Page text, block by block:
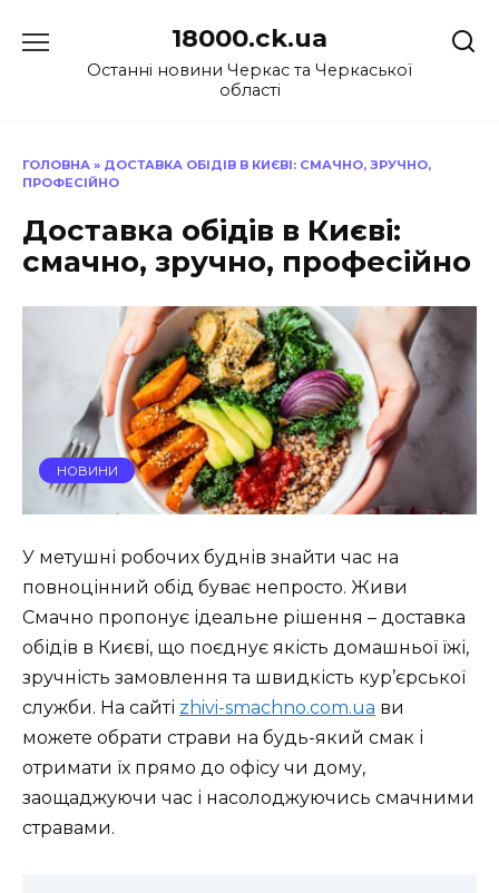
до
18000.ck.ua
Останні новини Черкас та Черкаської
області
ГОЛОВНА » ДОСТАВКА ОБІДІВ В КИЄВІ: СМАЧНО, ЗРУЧНО,
ПРОФЕСІЙНО
Доставка обідів в Києві:
смачно, зручно, професійно
НОВИНИ
У метушні робочих буднів знайти час на
повноцінний обід буває непросто. Живи
Смачно пропонує ідеальне рішення – доставка
обідів в Києві, що поєднує якість домашньої їжі,
зручність замовлення та швидкість кур’єрської
служби. На сайті zhivi-smachno.com.ua ви
можете обрати страви на будь-який смак і
отримати їх прямо до офісу чи дому,
заощаджуючи час і насолоджуючись смачними
стравами.